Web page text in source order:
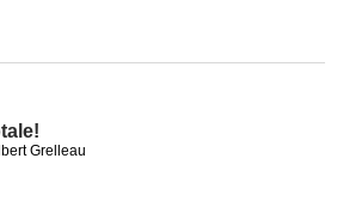
Grelleau